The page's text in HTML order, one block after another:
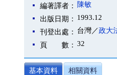
編著譯者：
陳敏
出版日期： 1993.12
刊登出處： 台灣／政大
頁 數： 32
基本資料 相關資料